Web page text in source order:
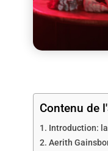
Contenu de
Introduction:
Aerith